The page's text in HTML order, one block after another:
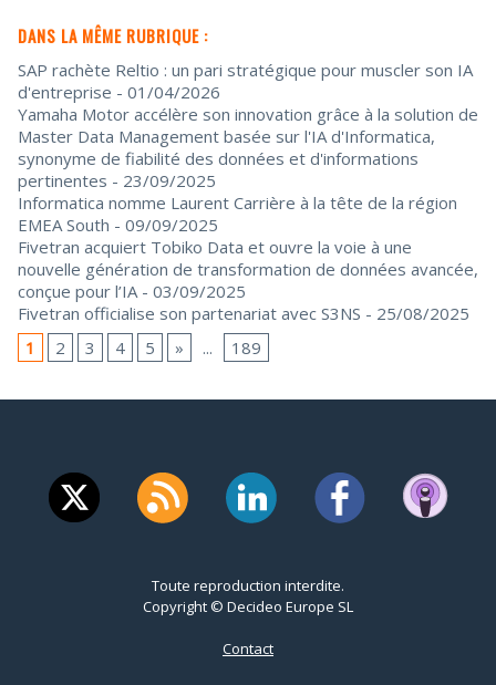
DANS LA MÊME RUBRIQUE :
SAP rachète Reltio : un pari stratégique pour muscler son IA
d'entreprise - 01/04/2026
Yamaha Motor accélère son innovation grâce à la solution de
Master Data Management basée sur l'IA d'Informatica,
synonyme de fiabilité des données et d'informations
pertinentes - 23/09/2025
Informatica nomme Laurent Carrière à la tête de la région
EMEA South - 09/09/2025
Fivetran acquiert Tobiko Data et ouvre la voie à une
nouvelle génération de transformation de données avancée,
conçue pour l’IA - 03/09/2025
Fivetran officialise son partenariat avec S3NS - 25/08/2025
1
2 3 4 5 » ... 189
Toute reproduction interdite.
Copyright © Decideo Europe SL
Contact